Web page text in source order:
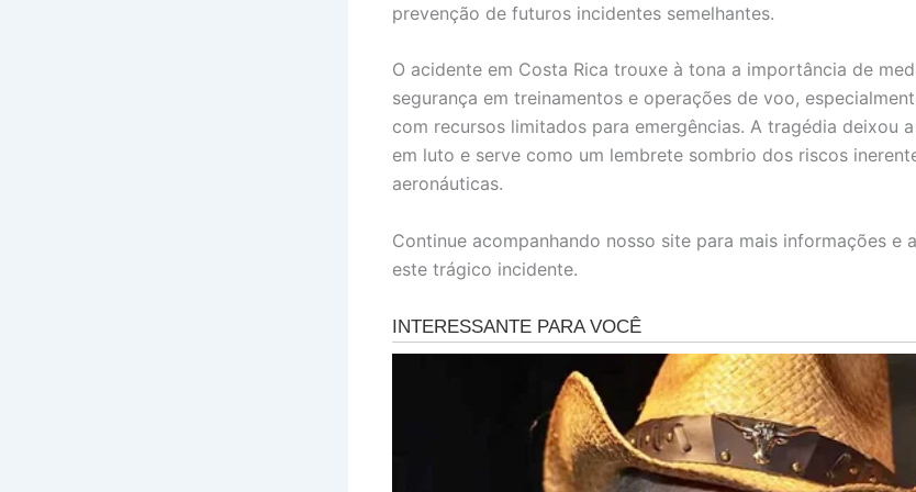
prevenção de futuros incidentes semelhantes.
O acidente em Costa Rica trouxe à tona a importância de
segurança em treinamentos e operações de voo,
com recursos limitados para emergências. A tragédia deixou
em luto e serve como um lembrete sombrio dos riscos
aeronáuticas.
Continue acompanhando nosso site para mais informações e
este trágico incidente.